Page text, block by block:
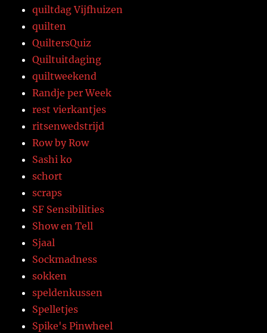
quiltdag Vijfhuizen
quilten
QuiltersQuiz
Quiltuitdaging
quiltweekend
Randje per Week
rest vierkantjes
ritsenwedstrijd
Row by Row
Sashi ko
schort
scraps
SF Sensibilities
Show en Tell
Sjaal
Sockmadness
sokken
speldenkussen
Spelletjes
Spike's Pinwheel